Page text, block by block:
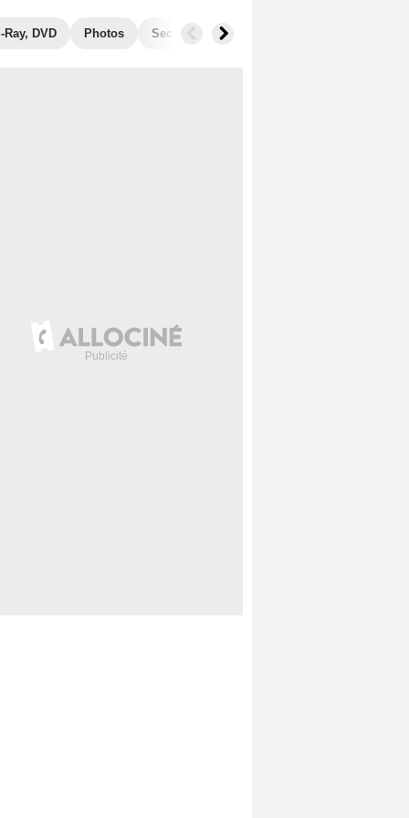
Ray, DVD Photos Secrets de tournage